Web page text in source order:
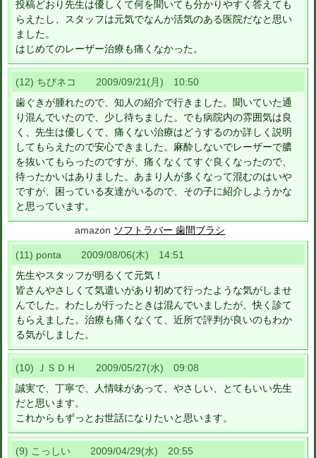
投稿どおり先生は優しくて何を聞いても分かりやすく答えても
らえたし、スタッフは元気でなんか活気のある医院だなと思い
ました。
はじめてのレーザー治療も痛くなかった。
(12) ちびネコ 2009/09/21(月) 10:50
歯ぐきが腫れたので、知人の紹介で行きました。聞いていた通
り混んでいたので、少し待ちました。でも病院内の雰囲気は良
く、先生は優しくて、痛くない治療はどうするのか詳しく説明
してもらえたので安心できました。麻酔しないでレーザーで膿
を抜いてもらったのですが、痛くなくてすぐ良くなったので、
待ったかいはありました。あまり人が多くなって混むのはいや
ですが、困っている友達がいるので、その子に紹介しようかな
と思っています。
amazon ソフトラバー 歯間ブラシ
(11) ponta 2009/08/06(木) 14:51
先生やスタッフが明るくて元気！
皆さんやさしくて気遣いがあり初めて行ったような気がしませ
んでした。わたしが行ったときは混んでいましたが、快く診て
もらえました。治療も痛くなくて、近所で評判が良いのもわか
る気がしました。
(10) ＪＳＤＨ 2009/05/27(水) 09:08
誠実で、丁寧で、人情味があって、やさしい、とてもいい先生
だと思います。
これからもずっとお世話になりたいと思います。
(9) こっしい 2009/04/29(水) 20:55